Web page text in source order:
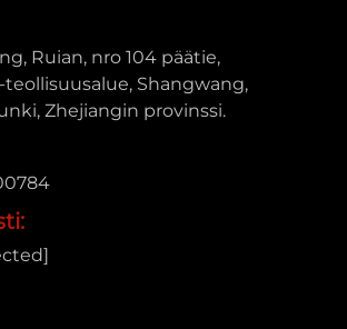
Ruian, nro 104 päätie,
Shangwang,
Zhejiangin provinssi.